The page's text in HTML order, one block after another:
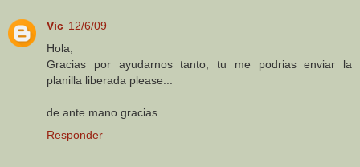
Vic 12/6/09
Hola;
Gracias por ayudarnos tanto, tu me podrias enviar la
planilla liberada please...
de ante mano gracias.
Responder